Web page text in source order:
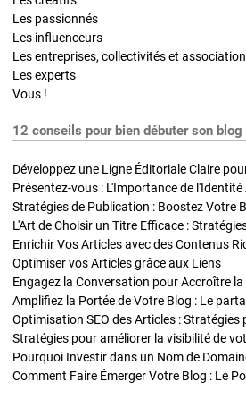
Les passionnés
Les influenceurs
Les entreprises, collectivités et
Les experts
Vous !
12 conseils pour bien débuter son
Développez une Ligne Éditoriale Claire
Présentez-vous : L'Importance de
L'Art de Choisir un Titre Efficace :
Optimiser vos Articles grâce aux Liens
Engagez la Conversation pour Accroître
Amplifiez la Portée de Votre Blog : Le